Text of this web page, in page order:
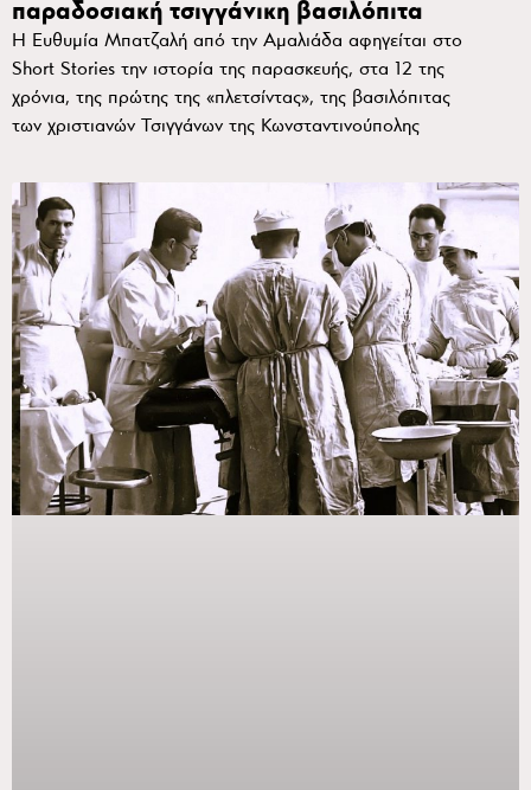
παραδοσιακή τσιγγάνικη βασιλόπιτα
Η Ευθυμία Μπατζαλή από την Αμαλιάδα αφηγείται στο
Short Stories την ιστορία της παρασκευής, στα 12 της
χρόνια, της πρώτης της «πλετσίντας», της βασιλόπιτας
των χριστιανών Τσιγγάνων της Κωνσταντινούπολης